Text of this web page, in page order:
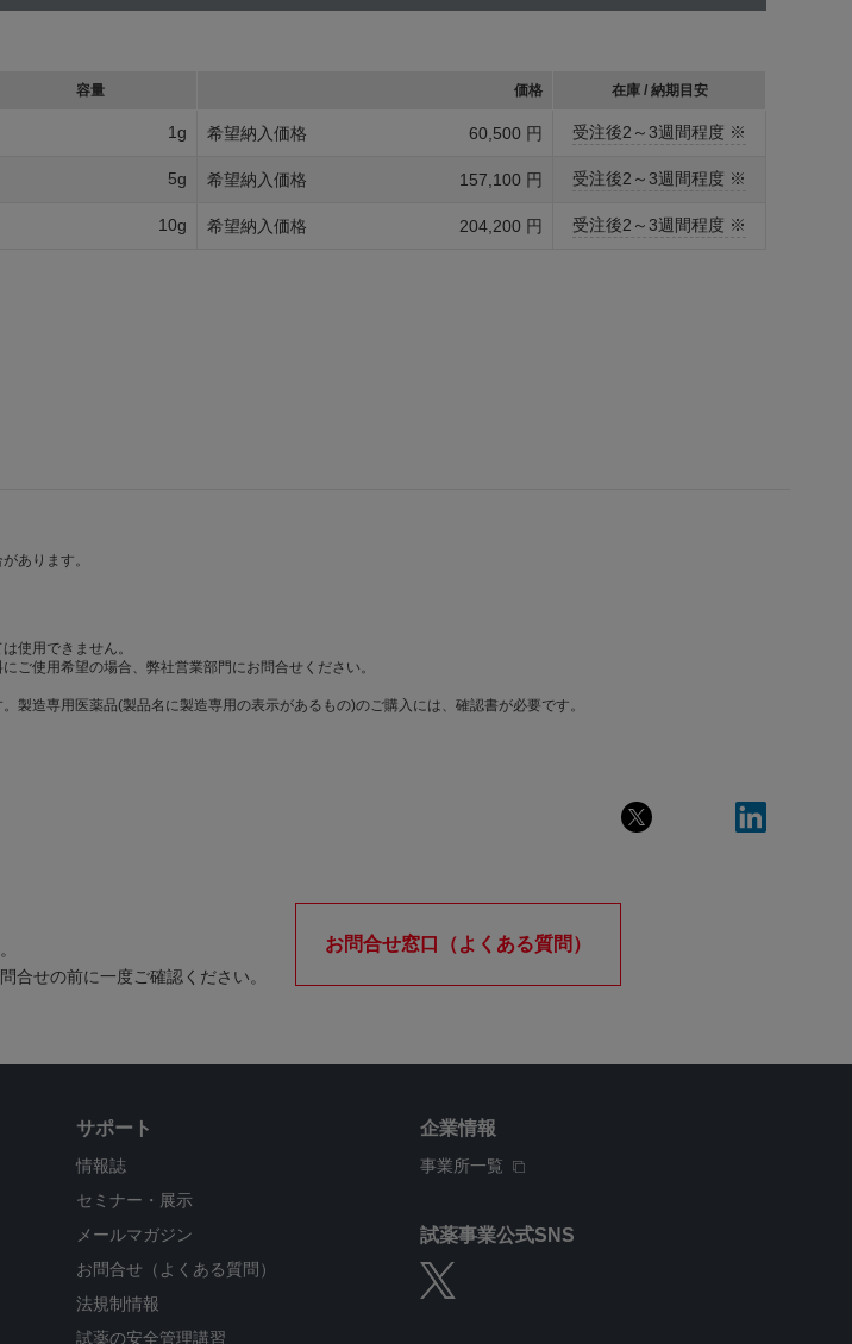
容量 価格 在庫 / 納期目安
1g 希望納入価格 60,500 円 受注後2～3週間程度 ※
5g 希望納入価格 157,100 円 受注後2～3週間程度 ※
10g 希望納入価格 204,200 円 受注後2～3週間程度 ※
あります。
使用できません。
ご使用希望の場合、弊社営業部門にお問合せください。
造専用医薬品(製品名に製造専用の表示があるもの)のご購入には、確認書が必要です。
合せの前に一度ご確認ください。
お問合せ窓口（よくある質問）
サポート
情報誌
セミナー・展示
メールマガジン
お問合せ（よくある質問）
法規制情報
試薬の安全管理講習
企業情報
事業所一覧
試薬事業公式SNS